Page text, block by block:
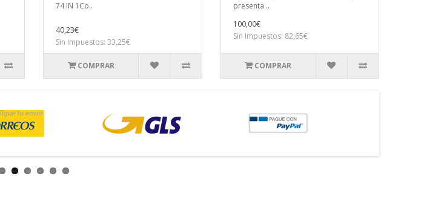
74 IN 1Co..
40,23€
Sin Impuestos: 33,25€
COMPRAR
presenta ..
100,00€
Sin Impuestos: 82,65€
COMPRAR